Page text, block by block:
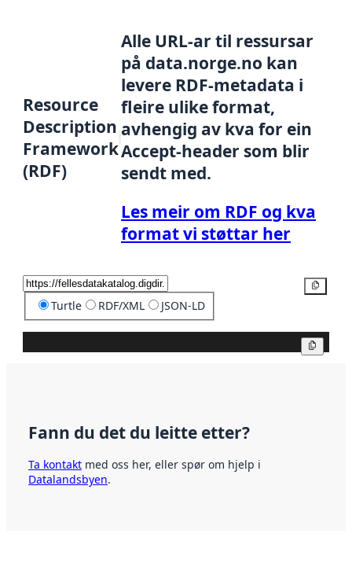
Resource
Description
Framework
(RDF)
Alle URL-ar til ressursar
på data.norge.no kan
levere RDF-metadata i
fleire ulike format,
avhengig av kva for ein
Accept-header som blir
sendt med.
Les meir om RDF og kva
format vi støttar her
Turtle RDF/XML JSON-LD
Fann du det du leitte etter?
Ta kontakt med oss her, eller spør om hjelp i
Datalandsbyen.